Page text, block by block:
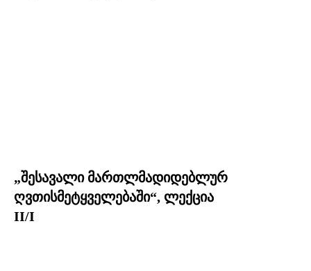
„შესავალი მართლმადიდებლურ
ღვთისმეტყველებაში“, ლექცია
II/I